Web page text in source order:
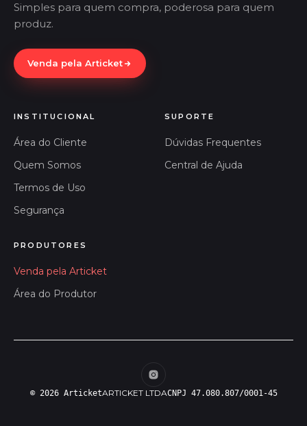
Simples para quem compra, poderosa para quem
produz.
Venda pela Articket
INSTITUCIONAL
Área do Cliente
Quem Somos
Termos de Uso
Segurança
SUPORTE
Dúvidas Frequentes
Central de Ajuda
PRODUTORES
Venda pela Articket
Área do Produtor
© 2026 ArticketARTICKET LTDACNPJ 47.080.807/0001-45